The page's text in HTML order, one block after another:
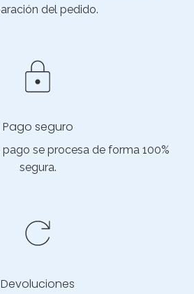
del pedido.
Pago seguro
se procesa de forma 100%
segura.
Devoluciones